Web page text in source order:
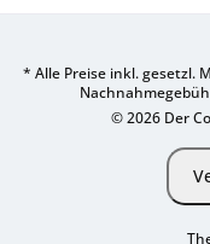
* Alle Preise inkl. gesetzl.
© 2026 Der